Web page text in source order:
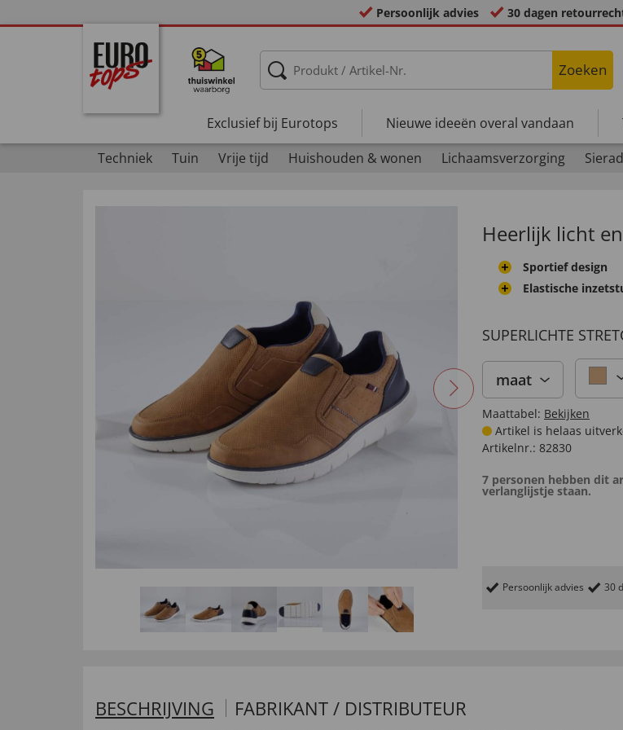
Persoonlijk advies 30 dagen
Zoeken
Exclusief bij Eurotops Nieuwe ideeën overal vandaan
Techniek
Tuin Vrije tijd Huishouden & wonen Lichaamsverzorging
Heerlijk licht
Sportief design
Elastische
SUPERLICHTE
maat
Maattabel: Bekijken
Artikel is helaas
Artikelnr.: 82830
7 personen hebben dit
verlanglijstje staan.
Persoonlijk advies 30
BESCHRIJVING FABRIKANT / DISTRIBUTEUR